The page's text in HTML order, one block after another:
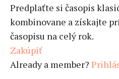
Predplaťte si časopis
kombinovane a získajte
časopisu na celý rok.
Zakúpiť
Already a member?